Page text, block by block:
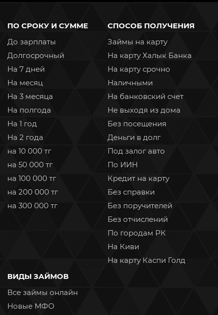
ПО СРОКУ И СУММЕ
До зарплаты
Долгосрочный
На 7 дней
На месяц
На 3 месяца
На полгода
На 1 год
На 2 года
на 10 000 тг
на 50 000 тг
на 100 000 тг
на 200 000 тг
на 300 000 тг
СПОСОБ ПОЛУЧЕНИЯ
Займы на карту
На карту Халык Банка
На карту срочно
Наличными
На банковский счет
Не выходя из дома
Без посещения
Деньги в долг
Под залог авто
По ИИН
Кредит на карту
Без справки
Без поручителей
Без отчислений
По городам РК
На Киви
На карту Каспи Голд
ВИДЫ ЗАЙМОВ
Все займы онлайн
Новые МФО